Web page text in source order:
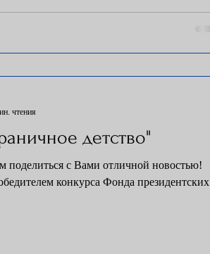
детство"
поделиться с Вами отличной новостью!
конкурса Фонда президентских
чтения